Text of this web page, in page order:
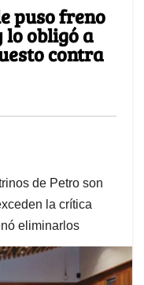
puso freno
lo obligó a
contra
de Petro son
la crítica
eliminarlos